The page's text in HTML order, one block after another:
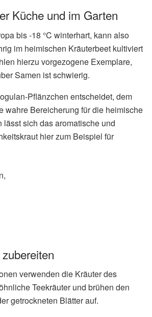
Küche und im Garten
bis -18 °C winterhart, kann also
im heimischen Kräuterbeet kultiviert
hierzu vorgezogene Exemplare,
Samen ist schwierig.
Pflänzchen entscheidet, dem
wahre Bereicherung für die heimische
lässt sich das aromatische und
hier zum Beispiel für
verwenden die Kräuter des
Teekräuter und brühen den
getrockneten Blätter auf.